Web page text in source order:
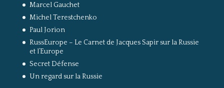
Marcel Gauchet
Michel Terestchenko
Paul Jorion
RussEurope – Le Carnet de Jacques Sapir sur la Russie
et l’Europe
Secret Défense
Un regard sur la Russie